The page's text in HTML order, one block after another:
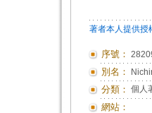
著者本人提供授
序號：
別名：
分類： 個人
網站：